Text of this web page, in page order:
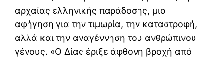
αρχαίας ελληνικής παράδοσης, μια
αφήγηση για την τιμωρία, την καταστροφή,
αλλά και την αναγέννηση του ανθρώπινου
γένους. «Ο Δίας έριξε άφθονη βροχή από